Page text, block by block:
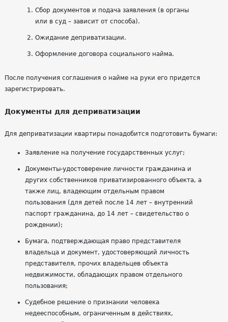
Сбор документов и подача заявления (в органы
или в суд – зависит от способа).
Ожидание деприватизации.
Оформление договора социального найма.
После получения соглашения о найме на руки его придется
зарегистрировать.
Документы для деприватизации
Для деприватизации квартиры понадобится подготовить бумаги:
Заявление на получение государственных услуг;
Документы-удостоверение личности гражданина и
других собственников приватизированного объекта, а
также лиц, владеющим отдельным правом
пользования (для детей после 14 лет – внутренний
паспорт гражданина, до 14 лет – свидетельство о
рождении);
Бумага, подтверждающая право представителя
владельца и документ, удостоверяющий личность
представителя, прочих владельцев объекта
недвижимости, обладающих правом отдельного
пользования;
Судебное решение о признании человека
недееспособным, ограниченным в действиях,